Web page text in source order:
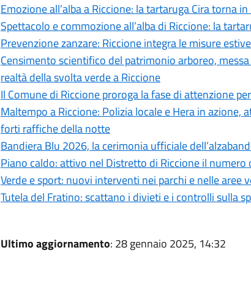
Emozione all’alba a Riccione: la tartaruga Cira torna
Spettacolo e commozione all’alba di Riccione: la
Prevenzione zanzare: Riccione integra le misure
Censimento scientifico del patrimonio arboreo,
realtà della svolta verde a Riccione
Il Comune di Riccione proroga la fase di attenzione
Maltempo a Riccione: Polizia locale e Hera in
forti raffiche della notte
Bandiera Blu 2026, la cerimonia ufficiale
Piano caldo: attivo nel Distretto di Riccione il
Verde e sport: nuovi interventi nei parchi e nelle aree
Tutela del Fratino: scattano i divieti e i controlli sulla
Ultimo aggiornamento: 28 gennaio 2025, 14:32